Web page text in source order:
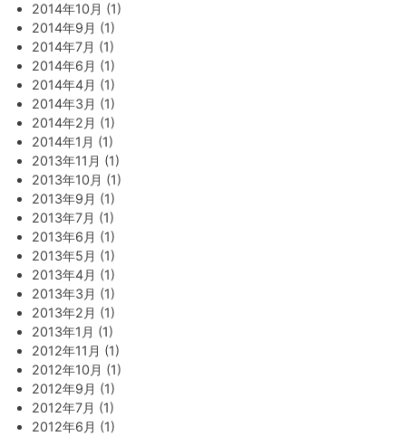
2014年10月 (1)
2014年9月 (1)
2014年7月 (1)
2014年6月 (1)
2014年4月 (1)
2014年3月 (1)
2014年2月 (1)
2014年1月 (1)
2013年11月 (1)
2013年10月 (1)
2013年9月 (1)
2013年7月 (1)
2013年6月 (1)
2013年5月 (1)
2013年4月 (1)
2013年3月 (1)
2013年2月 (1)
2013年1月 (1)
2012年11月 (1)
2012年10月 (1)
2012年9月 (1)
2012年7月 (1)
2012年6月 (1)